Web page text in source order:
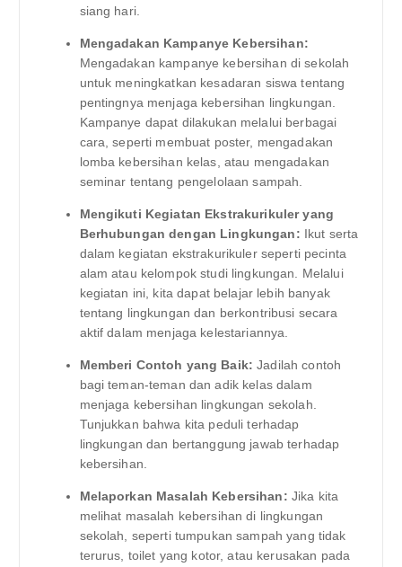
siang hari.
Mengadakan Kampanye Kebersihan:
Mengadakan kampanye kebersihan di sekolah
untuk meningkatkan kesadaran siswa tentang
pentingnya menjaga kebersihan lingkungan.
Kampanye dapat dilakukan melalui berbagai
cara, seperti membuat poster, mengadakan
lomba kebersihan kelas, atau mengadakan
seminar tentang pengelolaan sampah.
Mengikuti Kegiatan Ekstrakurikuler yang
Berhubungan dengan Lingkungan: Ikut serta
dalam kegiatan ekstrakurikuler seperti pecinta
alam atau kelompok studi lingkungan. Melalui
kegiatan ini, kita dapat belajar lebih banyak
tentang lingkungan dan berkontribusi secara
aktif dalam menjaga kelestariannya.
Memberi Contoh yang Baik: Jadilah contoh
bagi teman-teman dan adik kelas dalam
menjaga kebersihan lingkungan sekolah.
Tunjukkan bahwa kita peduli terhadap
lingkungan dan bertanggung jawab terhadap
kebersihan.
Melaporkan Masalah Kebersihan: Jika kita
melihat masalah kebersihan di lingkungan
sekolah, seperti tumpukan sampah yang tidak
terurus, toilet yang kotor, atau kerusakan pada